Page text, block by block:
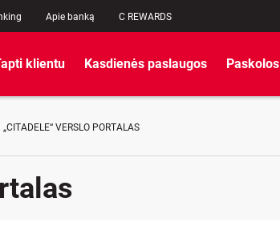
Apie banką C REWARDS
klientu Kasdienės paslaugos Paskolos
„CITADELE“ VERSLO PORTALAS